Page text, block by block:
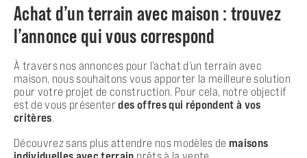
Achat d’un terrain avec maison : trouvez
l’annonce qui vous correspond
À travers nos annonces pour l’achat d’un terrain avec
maison, nous souhaitons vous apporter la meilleure solution
pour votre projet de construction. Pour cela, notre objectif
est de vous présenterdes offres qui répondent à vos
critères.
Découvrez sans plus attendre nos modèles de maisons